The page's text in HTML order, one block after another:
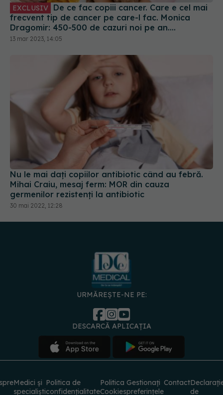
EXCLUSIV
frecvent tip de cancer pe care-l fac. Monica
Dragomir: 450-500 de cazuri noi pe an.
Carcinogeneza se declanșează în 10 - 25 de ani
13 mar 2023, 14:05
Nu le mai dați copiilor antibiotic când au febră.
Mihai Craiu, mesaj ferm: MOR din cauza
germenilor rezistenți la antibiotic
30 mai 2022, 12:28
URMĂREȘTE-NE PE:
DESCARCĂ APLICAȚIA
Medici și
specialiști
Politica de
confidențialitate
Politica
Cookies
Gestionați
preferințele
Contact
de